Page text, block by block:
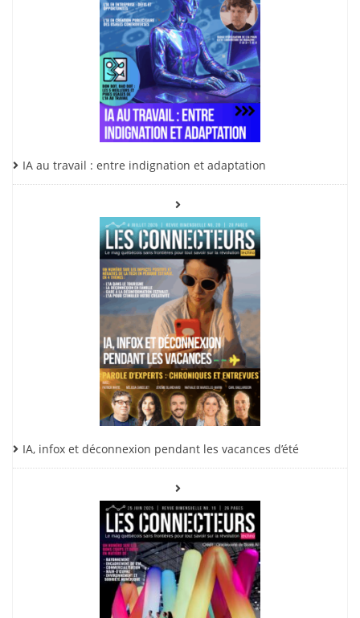
IA au travail : entre indignation et adaptation
IA, infox et déconnexion pendant les vacances d’été